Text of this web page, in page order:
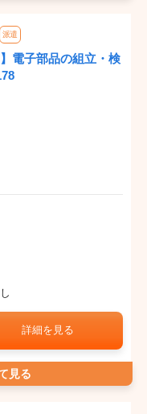
派遣
】電子部品の組立・検
詳細を見る
見る